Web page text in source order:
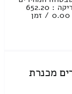
940 – 730 ₪ עבודות סבלות , טעינה ופריקה : 652.20
₪ / זמן : 38 דקות 51 שניות מחיר נסיעה 0.00 / זמן
מכנרת